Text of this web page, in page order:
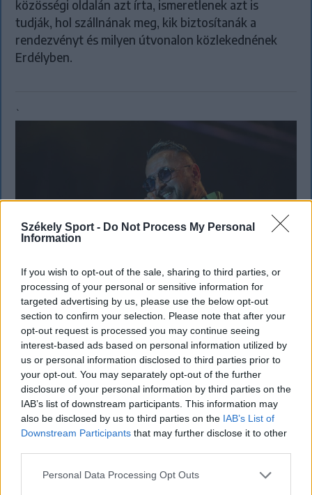
Székely Sport - Do Not Process My Personal
Information
If you wish to opt-out of the sale, sharing to third parties, or
processing of your personal or sensitive information for
targeted advertising by us, please use the below opt-out
section to confirm your selection. Please note that after your
opt-out request is processed you may continue seeing
interest-based ads based on personal information utilized by
us or personal information disclosed to third parties prior to
your opt-out. You may separately opt-out of the further
disclosure of your personal information by third parties on the
IAB’s list of downstream participants. This information may
also be disclosed by us to third parties on the IAB’s List of
Downstream Participants that may further disclose it to other
Personal Data Processing Opt Outs
közösségi oldalán azt írta, ismeretlenek azt is
tudják, hol szállnának meg, kik biztosítanák a
rendezvényt és milyen útvonalon közlekednének
Erdélyben.
`
KRÓNIKA
Majka életveszélyes fenyegetés miatt
lemondta erdélyi koncertjét
Majka életveszélyes fenyegetést kapott, és emiatt
lemondta a sepsiszentgyörgyi SIC Fesztre tervezett